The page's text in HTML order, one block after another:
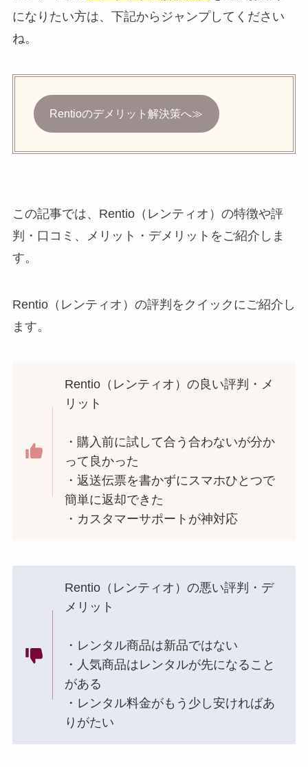
になりたい方は、下記からジャンプしてください
ね。
Rentioのデメリット解決策へ≫
この記事では、Rentio（レンティオ）の特徴や評
判・口コミ、メリット・デメリットをご紹介しま
す。
Rentio（レンティオ）の評判をクイックにご紹介し
ます。
Rentio（レンティオ）の良い評判・メ
リット
・購入前に試して合う合わないが分か
って良かった
・返送伝票を書かずにスマホひとつで
簡単に返却できた
・カスタマーサポートが神対応
Rentio（レンティオ）の悪い評判・デ
メリット
・レンタル商品は新品ではない
・人気商品はレンタルが先になること
がある
・レンタル料金がもう少し安ければあ
りがたい